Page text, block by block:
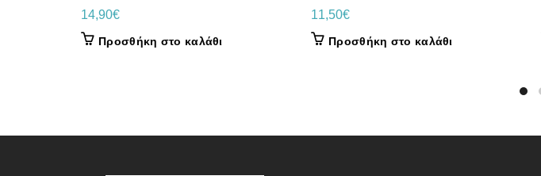
14,90€
Προσθήκη στο καλάθι
11,50€
Προσθήκη στο καλάθι